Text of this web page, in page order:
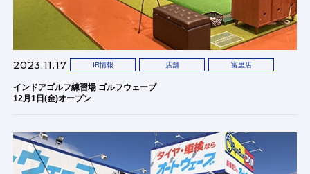
2023.11.17 IR情報 店舗 富里店
インドアゴルフ練習場 ゴルフウェーブ
12月1日(金)オープン